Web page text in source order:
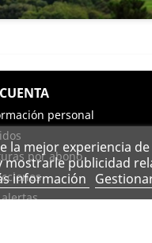
la mejor experiencia
publicidad
información
personal
por abono